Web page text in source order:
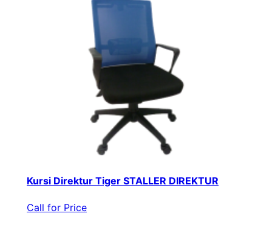
Kursi Direktur Tiger STALLER DIREKTUR
Call for Price